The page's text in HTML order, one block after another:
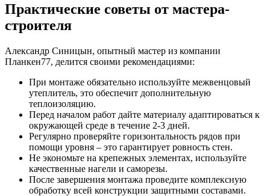
Практические советы от мастера-
строителя
Александр Синицын, опытный мастер из компании
Планкен77, делится своими рекомендациями:
При монтаже обязательно используйте межвенцовый
утеплитель, это обеспечит дополнительную
теплоизоляцию.
Перед началом работ дайте материалу адаптироваться к
окружающей среде в течение 2-3 дней.
Регулярно проверяйте горизонтальность рядов при
помощи уровня – это гарантирует ровность стен.
Не экономьте на крепежных элементах, используйте
качественные нагели и саморезы.
После завершения монтажа проведите комплексную
обработку всей конструкции защитными составами.